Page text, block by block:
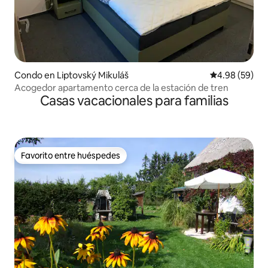
Condo en Liptovský Mikuláš Calificación
4.98 (59)
Acogedor apartamento cerca de la estación de tren
Casas vacacionales para familias
Favorito entre huéspedes
Favorito entre huéspedes